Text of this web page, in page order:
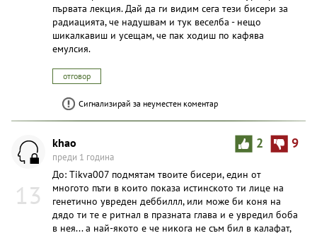
първата лекция. Дай да ги видим сега тези бисери за
радиацията, че надушвам и тук веселба - нещо
шикалкавиш и усещам, че пак ходиш по кафява
емулсия.
отговор
Сигнализирай за неуместен коментар
13
2 9
khao
преди 1 година
До: Tikva007 подмятам твоите бисери, един от
многото пъти в които показа истинското ти лице на
генетично увреден деббиллл, или може би коня на
дядо ти те е ритнал в празната глава и е увредил боба
в нея... а най-якото е че никога не съм бил в калафат,